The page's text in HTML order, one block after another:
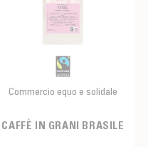
Commercio equo e solidale
CAFFÈ IN GRANI BRASILE